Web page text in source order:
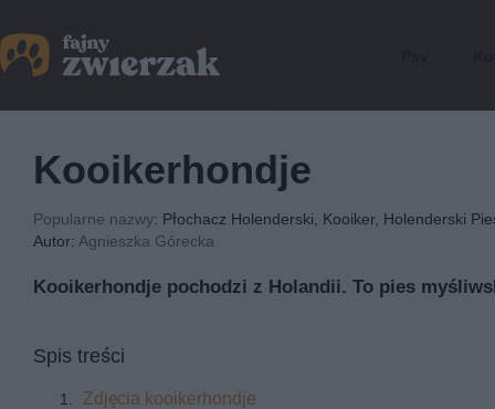
Kooikerhondje
Popularne nazwy: Płochacz Holenderski, Kooiker, Holenderski
Autor: Agnieszka Górecka
Kooikerhondje pochodzi z Holandii. To pies
Spis treści
Zdjęcia kooikerhondje